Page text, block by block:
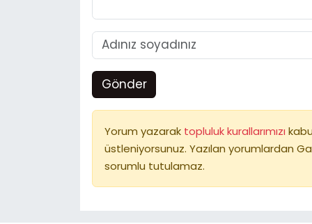
Gönder
Yorum yazarak topluluk kurallarımızı
üstleniyorsunuz. Yazılan yorumlardan
sorumlu tutulamaz.